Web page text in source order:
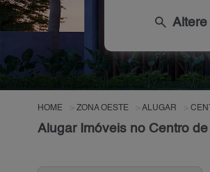
search
HOME ZONA OESTE ALUGAR
Alugar Imóveis no Centro